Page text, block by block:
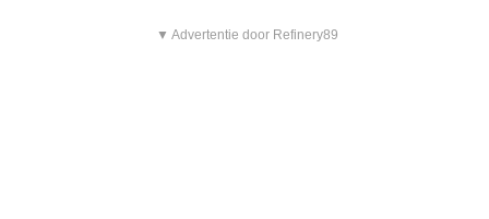
▼ Advertentie door Refinery89